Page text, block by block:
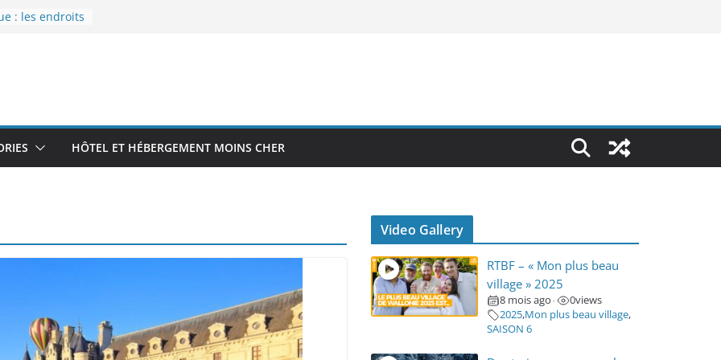
des bons
HÔTEL ET HÉBERGEMENT MOINS CHER
Video Gallery
RTBF – « Mon plus beau
village » 2025
8 mois ago • 0views
2025,Mon plus beau village,
SAISON 6